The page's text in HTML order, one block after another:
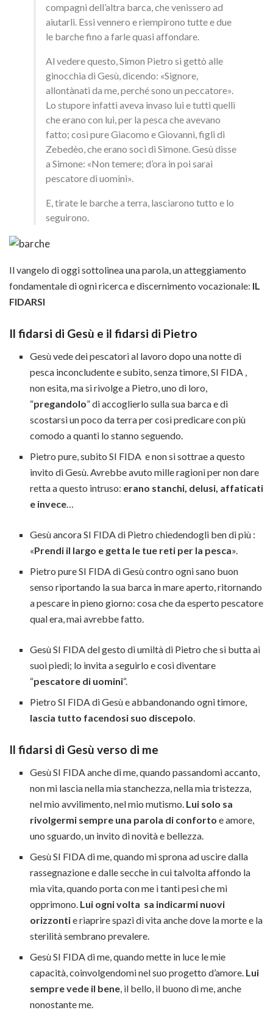
compagni dell’altra barca, che venissero ad
aiutarli. Essi vennero e riempirono tutte e due
le barche fino a farle quasi affondare.
Al vedere questo, Simon Pietro si gettò alle
ginocchia di Gesù, dicendo: «Signore,
allontànati da me, perché sono un peccatore».
Lo stupore infatti aveva invaso lui e tutti quelli
che erano con lui, per la pesca che avevano
fatto; così pure Giacomo e Giovanni, figli di
Zebedèo, che erano soci di Simone. Gesù disse
a Simone: «Non temere; d’ora in poi sarai
pescatore di uomini».
E, tirate le barche a terra, lasciarono tutto e lo
seguirono.
Il vangelo di oggi sottolinea una parola, un atteggiamento
fondamentale di ogni ricerca e discernimento vocazionale: IL
FIDARSI
Il fidarsi di Gesù e il fidarsi di Pietro
Gesù vede dei pescatori al lavoro dopo una notte di
pesca inconcludente e subito, senza timore, SI FIDA ,
non esita, ma si rivolge a Pietro, uno di loro,
“pregandolo” di accoglierlo sulla sua barca e di
scostarsi un poco da terra per così predicare con più
comodo a quanti lo stanno seguendo.
Pietro pure, subito SI FIDA e non si sottrae a questo
invito di Gesù. Avrebbe avuto mille ragioni per non dare
retta a questo intruso: erano stanchi, delusi, affaticati
e invece…
Gesù ancora SI FIDA di Pietro chiedendogli ben di più :
«Prendi il largo e getta le tue reti per la pesca».
Pietro pure SI FIDA di Gesù contro ogni sano buon
senso riportando la sua barca in mare aperto, ritornando
a pescare in pieno giorno: cosa che da esperto pescatore
qual era, mai avrebbe fatto.
Gesù SI FIDA del gesto di umiltà di Pietro che si butta ai
suoi piedi; lo invita a seguirlo e così diventare
“pescatore di uomini“.
Pietro SI FIDA di Gesù e abbandonando ogni timore,
lascia tutto facendosi suo discepolo.
Il fidarsi di Gesù verso di me
Gesù SI FIDA anche di me, quando passandomi accanto,
non mi lascia nella mia stanchezza, nella mia tristezza,
nel mio avvilimento, nel mio mutismo. Lui solo sa
rivolgermi sempre una parola di conforto e amore,
uno sguardo, un invito di novità e bellezza.
Gesù SI FIDA di me, quando mi sprona ad uscire dalla
rassegnazione e dalle secche in cui talvolta affondo la
mia vita, quando porta con me i tanti pesi che mi
opprimono. Lui ogni volta sa indicarmi nuovi
orizzontie riaprire spazi di vita anche dove la morte e la
sterilità sembrano prevalere.
Gesù SI FIDA di me, quando mette in luce le mie
capacità, coinvolgendomi nel suo progetto d’amore. Lui
sempre vede il bene, il bello, il buono di me, anche
nonostante me.